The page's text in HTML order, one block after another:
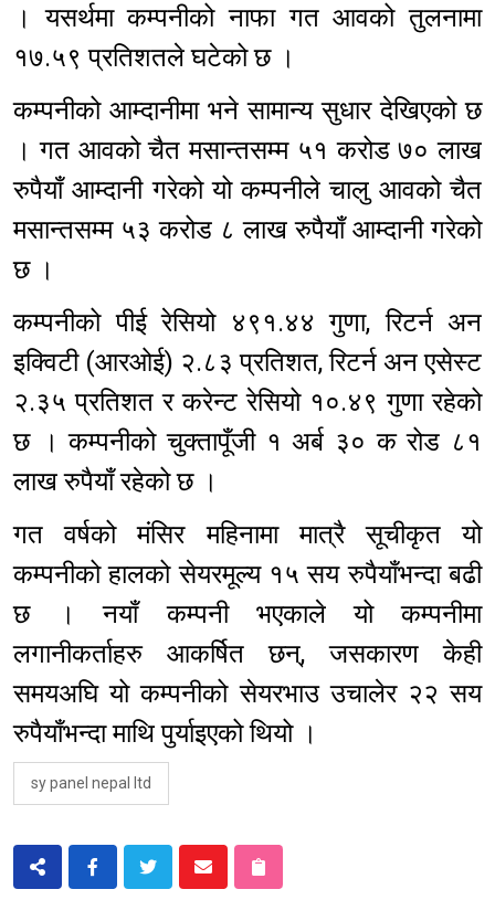
। यसर्थमा कम्पनीको नाफा गत आवको तुलनामा
१७.५९ प्रतिशतले घटेको छ ।
कम्पनीको आम्दानीमा भने सामान्य सुधार देखिएको छ
। गत आवको चैत मसान्तसम्म ५१ करोड ७० लाख
रुपैयाँ आम्दानी गरेको यो कम्पनीले चालु आवको चैत
मसान्तसम्म ५३ करोड ८ लाख रुपैयाँ आम्दानी गरेको
छ ।
कम्पनीको पीई रेसियो ४९१.४४ गुणा, रिटर्न अन
इक्विटी (आरओई) २.८३ प्रतिशत, रिटर्न अन एसेस्ट
२.३५ प्रतिशत र करेन्ट रेसियो १०.४९ गुणा रहेको
छ । कम्पनीको चुक्तापूँजी १ अर्ब ३० क रोड ८१
लाख रुपैयाँ रहेको छ ।
गत वर्षको मंसिर महिनामा मात्रै सूचीकृत यो
कम्पनीको हालको सेयरमूल्य १५ सय रुपैयाँभन्दा बढी
छ । नयाँ कम्पनी भएकाले यो कम्पनीमा
लगानीकर्ताहरु आकर्षित छन्, जसकारण केही
समयअघि यो कम्पनीको सेयरभाउ उचालेर २२ सय
रुपैयाँभन्दा माथि पुर्याइएको थियो ।
sy panel nepal ltd